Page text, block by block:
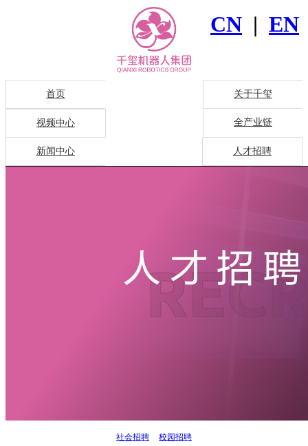
CN | EN
首页 关于千玺
视频中心 全产业链
新闻中心 人才招聘
社会招聘 校园招聘